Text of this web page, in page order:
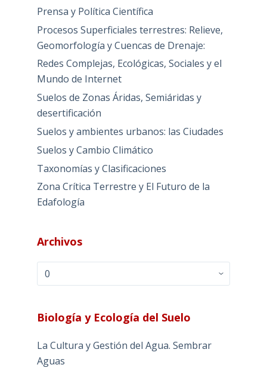
Prensa y Política Científica
Procesos Superficiales terrestres: Relieve,
Geomorfología y Cuencas de Drenaje:
Redes Complejas, Ecológicas, Sociales y el
Mundo de Internet
Suelos de Zonas Áridas, Semiáridas y
desertificación
Suelos y ambientes urbanos: las Ciudades
Suelos y Cambio Climático
Taxonomías y Clasificaciones
Zona Crítica Terrestre y El Futuro de la
Edafología
Archivos
Archivos
Biología y Ecología del Suelo
La Cultura y Gestión del Agua. Sembrar
Aguas